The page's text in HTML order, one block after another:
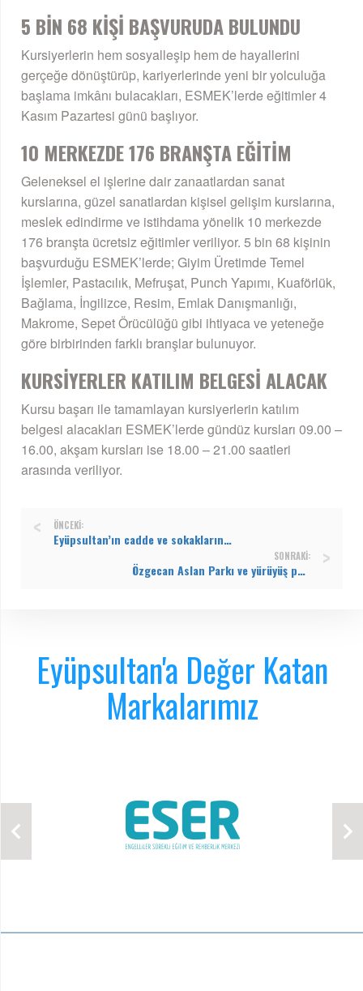
5 BİN 68 KİŞİ BAŞVURUDA BULUNDU
Kursiyerlerin hem sosyalleşip hem de hayallerini
gerçeğe dönüştürüp, kariyerlerinde yeni bir yolculuğa
başlama imkânı bulacakları, ESMEK’lerde eğitimler 4
Kasım Pazartesi günü başlıyor.
10 MERKEZDE 176 BRANŞTA EĞİTİM
Geleneksel el işlerine dair zanaatlardan sanat
kurslarına, güzel sanatlardan kişisel gelişim kurslarına,
meslek edindirme ve istihdama yönelik 10 merkezde
176 branşta ücretsiz eğitimler veriliyor. 5 bin 68 kişinin
başvurduğu ESMEK’lerde; Giyim Üretimde Temel
İşlemler, Pastacılık, Mefruşat, Punch Yapımı, Kuaförlük,
Bağlama, İngilizce, Resim, Emlak Danışmanlığı,
Makrome, Sepet Örücülüğü gibi ihtiyaca ve yeteneğe
göre birbirinden farklı branşlar bulunuyor.
KURSİYERLER KATILIM BELGESİ ALACAK
Kursu başarı ile tamamlayan kursiyerlerin katılım
belgesi alacakları ESMEK’lerde gündüz kursları 09.00 –
16.00, akşam kursları ise 18.00 – 21.00 saatleri
arasında veriliyor.
ÖNCEKI:
Eyüpsultan’ın cadde ve sokaklarında temizlik seferberliği
SONRAKI:
Özgecan Aslan Parkı ve yürüyüş parkuru yenilendi
Eyüpsultan'a Değer Katan
Markalarımız